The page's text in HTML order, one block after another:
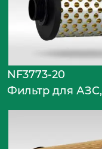
NF3773-20
Фильтр для